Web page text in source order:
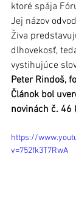
ktoré spája
Jej názov
Živa
dlhovekosť,
vystihujúce
Peter Rindoš,
Článok bol
novinách č. 46
https://
v=752fk3T7RwA